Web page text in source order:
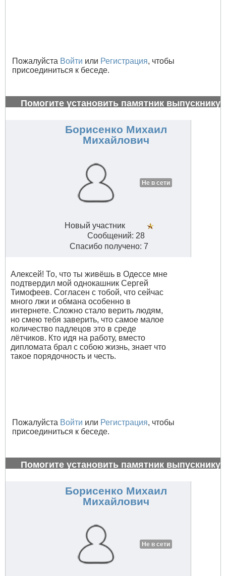
Пожалуйста Войти или Регистрация, чтобы
присоединиться к беседе.
Помогите установить памятник выпускнику
Борисенко Михаил
Михайлович
Не в сети
Новый участник
Сообщений: 28
Спасибо получено: 7
Алексей! То, что ты живёшь в Одессе мне
подтвердил мой однокашник Сергей
Тимофеев. Согласен с тобой, что сейчас
много лжи и обмана особенно в
интернете. Сложно стало верить людям,
но смею тебя заверить, что самое малое
количество падлецов это в среде
лётчиков. Кто идя на работу, вместо
дипломата брал с собою жизнь, знает что
такое порядочность и честь.
Пожалуйста Войти или Регистрация, чтобы
присоединиться к беседе.
Помогите установить памятник выпускнику
Борисенко Михаил
Михайлович
Не в сети